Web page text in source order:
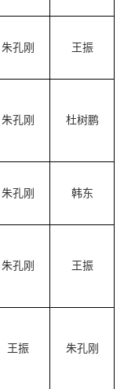
朱孔刚 王振
朱孔刚 杜树鹏
朱孔刚 韩东
朱孔刚 王振
王振 朱孔刚